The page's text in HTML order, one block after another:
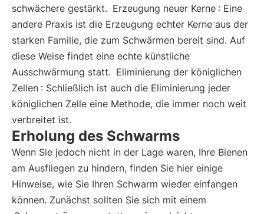
schwächere gestärkt. Erzeugung neuer Kerne : Eine
andere Praxis ist die Erzeugung echter Kerne aus der
starken Familie, die zum Schwärmen bereit sind. Auf
diese Weise findet eine echte künstliche
Ausschwärmung statt. Eliminierung der königlichen
Zellen : Schließlich ist auch die Eliminierung jeder
königlichen Zelle eine Methode, die immer noch weit
verbreitet ist.
Erholung des Schwarms
Wenn Sie jedoch nicht in der Lage waren, Ihre Bienen
am Ausfliegen zu hindern, finden Sie hier einige
Hinweise, wie Sie Ihren Schwarm wieder einfangen
können. Zunächst sollten Sie sich mit einem